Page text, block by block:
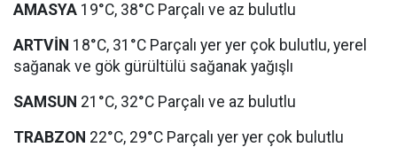
AMASYA 19°C, 38°C Parçalı ve az bulutlu
ARTVİN 18°C, 31°C Parçalı yer yer çok bulutlu, yerel
sağanak ve gök gürültülü sağanak yağışlı
SAMSUN 21°C, 32°C Parçalı ve az bulutlu
TRABZON 22°C, 29°C Parçalı yer yer çok bulutlu